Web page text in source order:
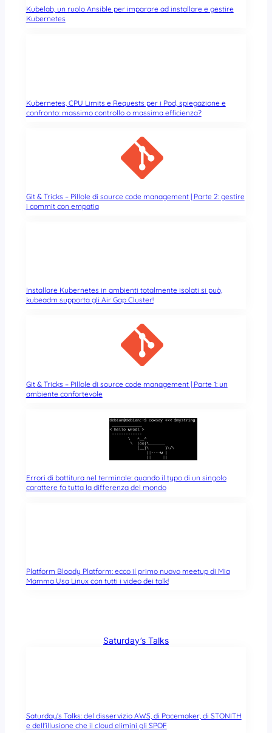
Kubelab, un ruolo Ansible per imparare ad installare e gestire
Kubernetes
Kubernetes, CPU Limits e Requests per i Pod, spiegazione e
confronto: massimo controllo o massima efficienza?
Git & Tricks – Pillole di source code management | Parte 2: gestire
i commit con empatia
Installare Kubernetes in ambienti totalmente isolati si può,
kubeadm supporta gli Air Gap Cluster!
Git & Tricks – Pillole di source code management | Parte 1: un
ambiente confortevole
Errori di battitura nel terminale: quando il typo di un singolo
carattere fa tutta la differenza del mondo
Platform Bloody Platform: ecco il primo nuovo meetup di Mia
Mamma Usa Linux con tutti i video dei talk!
Saturday’s Talks
Saturday’s Talks: del disservizio AWS, di Pacemaker, di STONITH
e dell’illusione che il cloud elimini gli SPOF